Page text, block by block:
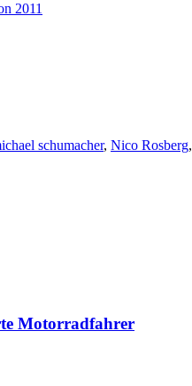
2011
schumacher, Nico Rosberg,
Motorradfahrer